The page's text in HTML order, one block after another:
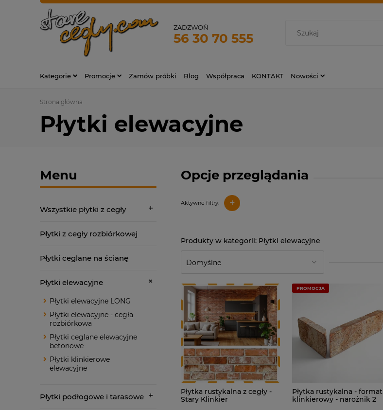
ZADZWOŃ
56 30 70 555
Kategorie Promocje Zamów próbki Blog Współpraca KONTAKT Nowości
Strona główna
Płytki elewacyjne
Menu
Wszystkie płytki z cegły
Płytki z cegły rozbiórkowej
Płytki ceglane na ścianę
Płytki elewacyjne
Płytki elewacyjne LONG
Płytki elewacyjne - cegła
rozbiórkowa
Płytki ceglane elewacyjne
betonowe
Płytki klinkierowe
elewacyjne
Płytki podłogowe i tarasowe
Opcje przeglądania
Aktywne filtry: +
Płytki elewacyjne
Płytka rustykalna z cegły -
Stary Klinkier
Płytka rustykalna - format
klinkierowy - narożnik 2
PROMOCJA